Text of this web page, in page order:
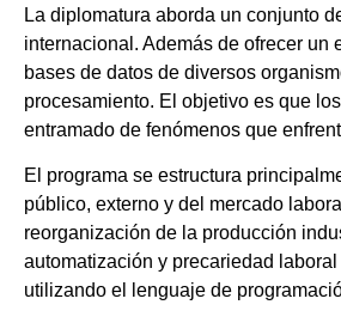
La diplomatura aborda un conjunto
internacional. Además de ofrecer
bases de datos de diversos
procesamiento. El objetivo es que
entramado de fenómenos que
El programa se estructura
público, externo y del mercado
reorganización de la producción
automatización y precariedad
utilizando el lenguaje de